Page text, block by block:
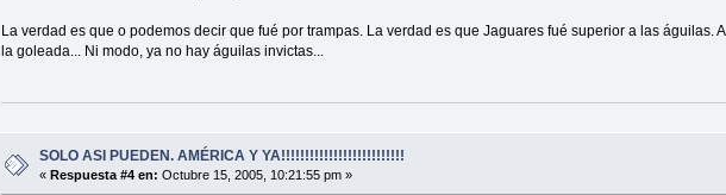
La verdad es que o podemos decir que fué por trampas. La verdad es que Jaguares fué superior a las
la goleada... Ni modo, ya no hay águilas invictas...
SOLO ASI PUEDEN. AMÉRICA Y YA!!!!!!!!!!!!!!!!!!!!!!!!!!
« Respuesta #4 en: Octubre 15, 2005, 10:21:55 pm »